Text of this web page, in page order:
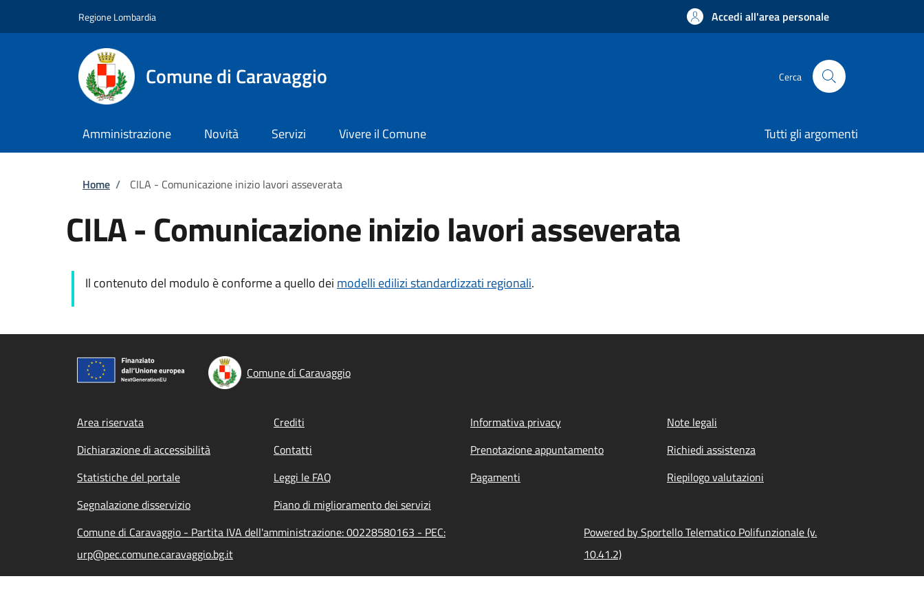
Regione Lombardia Accedi all'area personale
Comune di Caravaggio Cerca
Amministrazione Novità Servizi Vivere il Comune Tutti gli argomenti
Briciole di pane
Home / CILA - Comunicazione inizio lavori asseverata
CILA - Comunicazione inizio lavori asseverata
Il contenuto del modulo è conforme a quello dei modelli edilizi standardizzati regionali.
Comune di Caravaggio
Footer menu
Area riservata Crediti Informativa privacy
Note legali
Dichiarazione di accessibilità
Contatti Prenotazione appuntamento
Richiedi assistenza
Statistiche del portale
Leggi le FAQ Pagamenti
Riepilogo valutazioni
Segnalazione disservizio
Piano di miglioramento dei servizi
Comune di Caravaggio - Partita IVA dell'amministrazione: 00228580163 - PEC:
urp@pec.comune.caravaggio.bg.it
Powered by Sportello Telematico Polifunzionale (v.
10.41.2)